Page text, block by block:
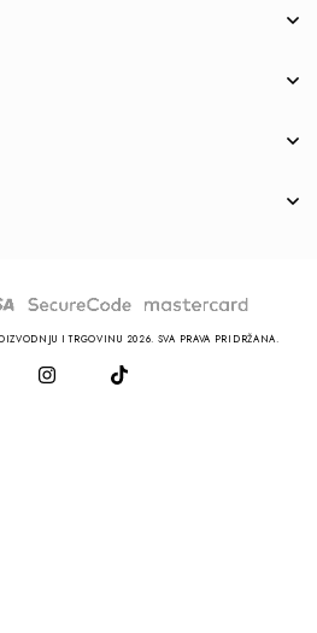
I TRGOVINU 2026. SVA PRAVA PRIDRŽANA.